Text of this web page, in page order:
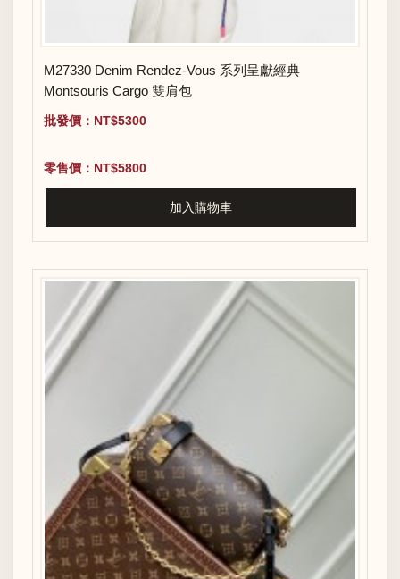
M27330 Denim Rendez-Vous 系列呈獻經典
Montsouris Cargo 雙肩包
批發價：NT$5300
零售價：NT$5800
加入購物車